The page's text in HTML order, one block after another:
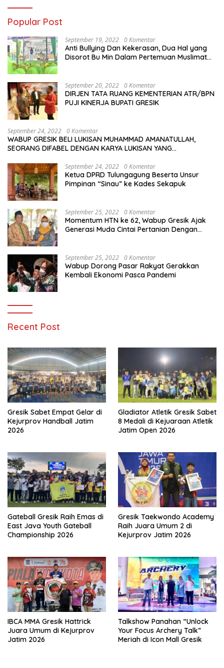
Popular Post
September 19, 2022 0 Komentar
Anti Bullying Dan Kekerasan, Dua Hal yang
Disorot Bu Min Dalam Pertemuan Muslimat
September 20, 2022 0 Komentar
DIRJEN TATA RUANG KEMENTERIAN ATR/BPN
PUJI KINERJA BUPATI GRESIK
September 24, 2022 0 Komentar
WABUP GRESIK BELI LUKISAN MUHAMMAD AMANATULLAH,
SEORANG DIFABEL DENGAN KARYA LUKISAN YANG
September 24, 2022 0 Komentar
Ketua DPRD Tulungagung Beserta Unsur
Pimpinan “Sinau” ke Kades Sekapuk
September 25, 2022 0 Komentar
Momentum HTN ke 62, Wabup Gresik Ajak
Generasi Muda Cintai Pertanian Dengan
September 25, 2022 0 Komentar
Wabup Dorong Pasar Rakyat Gerakkan
Kembali Ekonomi Pasca Pandemi
Recent Post
Gresik Sabet Empat Gelar di
Kejurprov Handball Jatim
2026
Gladiator Atletik Gresik Sabet
8 Medali di Kejuaraan Atletik
Jatim Open 2026
Gateball Gresik Raih Emas di
East Java Youth Gateball
Championship 2026
Gresik Taekwondo Academy
Raih Juara Umum 2 di
Kejurprov Jatim 2026
IBCA MMA Gresik Hattrick
Juara Umum di Kejurprov
Jatim 2026
Talkshow Panahan “Unlock
Your Focus Archery Talk”
Meriah di Icon Mall Gresik